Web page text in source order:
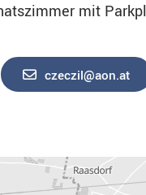
mit
czeczil@aon.at